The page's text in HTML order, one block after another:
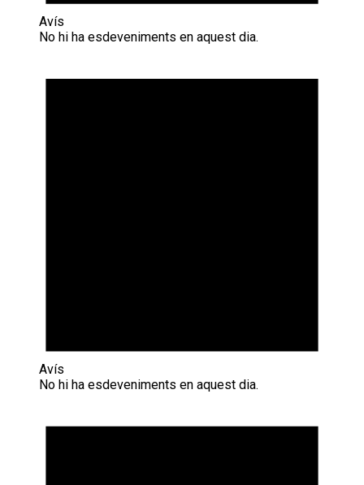
Avís
No hi ha esdeveniments en aquest dia.
Avís
No hi ha esdeveniments en aquest dia.